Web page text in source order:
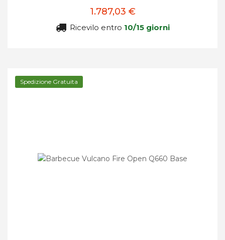
1.787,03 €
Ricevilo entro 10/15 giorni
Spedizione Gratuita